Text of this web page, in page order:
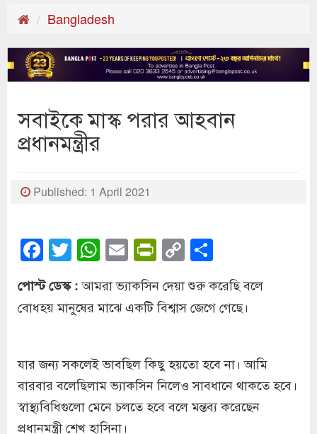
Bangladesh
সবাইকে মাস্ক পরার আহবান
প্রধানমন্ত্রীর
Published: 1 April 2021
Facebook
Twitter
WhatsApp
EmailPrintFriendly
Copy
Link
পোস্ট ডেস্ক :আমরা ভ্যাকসিন দেয়া শুরু করেছি বলে
বোধহয় মানুষের মাঝে একটি বিশ্বাস জেগে গেছে।
যার জন্য সকলেই ভাবছিল কিছু হয়তো হবে না। আমি
বারবার বলেছিলাম ভ্যাকসিন নিলেও সাবধানে থাকতে হবে।
স্বাস্থ্যবিধিগুলো মেনে চলতে হবে বলে মন্তব্য করেছেন
প্রধানমন্ত্রী শেখ হাসিনা।